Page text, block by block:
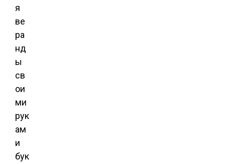
я
ве
ра
нд
ы
св
ои
ми
рук
ам
и
бук